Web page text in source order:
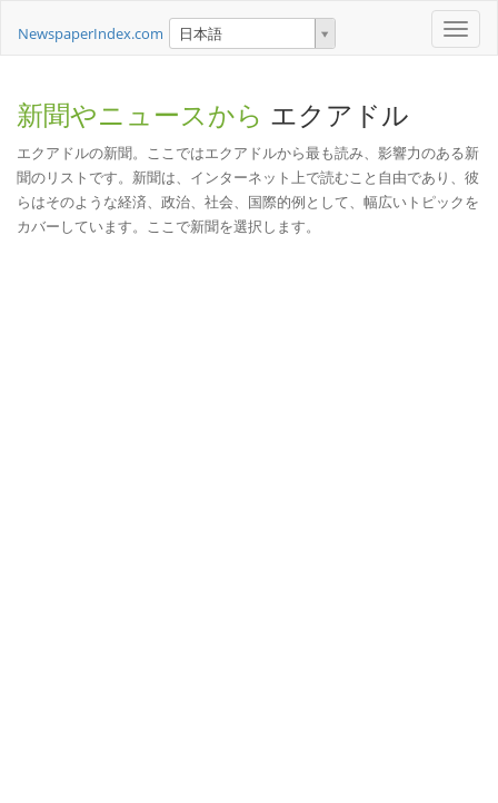
Toggle
NewspaperIndex.com 日本語
新聞やニュースから エクアドル
エクアドルの新聞。ここではエクアドルから最も読み、影響力のある新
聞のリストです。新聞は、インターネット上で読むこと自由であり、彼
らはそのような経済、政治、社会、国際的例として、幅広いトピックを
カバーしています。ここで新聞を選択します。